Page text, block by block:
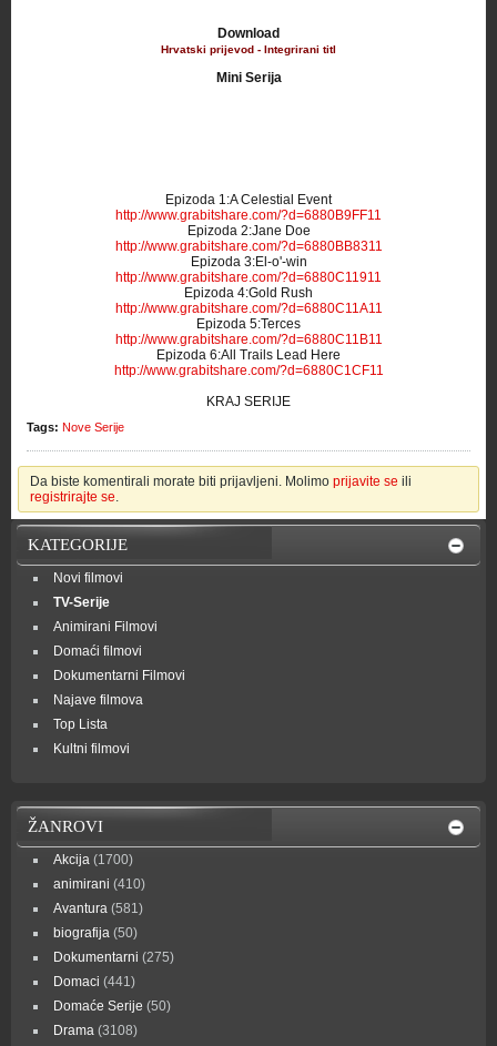
Download
Hrvatski prijevod - Integrirani titl
Mini Serija
Epizoda 1:A Celestial Event
http://www.grabitshare.com/?d=6880B9FF11
Epizoda 2:Jane Doe
http://www.grabitshare.com/?d=6880BB8311
Epizoda 3:El-o'-win
http://www.grabitshare.com/?d=6880C11911
Epizoda 4:Gold Rush
http://www.grabitshare.com/?d=6880C11A11
Epizoda 5:Terces
http://www.grabitshare.com/?d=6880C11B11
Epizoda 6:All Trails Lead Here
http://www.grabitshare.com/?d=6880C1CF11
KRAJ SERIJE
Tags: Nove Serije
Da biste komentirali morate biti prijavljeni. Molimo prijavite se ili
registrirajte se.
KATEGORIJE
Novi filmovi
TV-Serije
Animirani Filmovi
Domaći filmovi
Dokumentarni Filmovi
Najave filmova
Top Lista
Kultni filmovi
ŽANROVI
Akcija (1700)
animirani (410)
Avantura (581)
biografija (50)
Dokumentarni (275)
Domaci (441)
Domaće Serije (50)
Drama (3108)